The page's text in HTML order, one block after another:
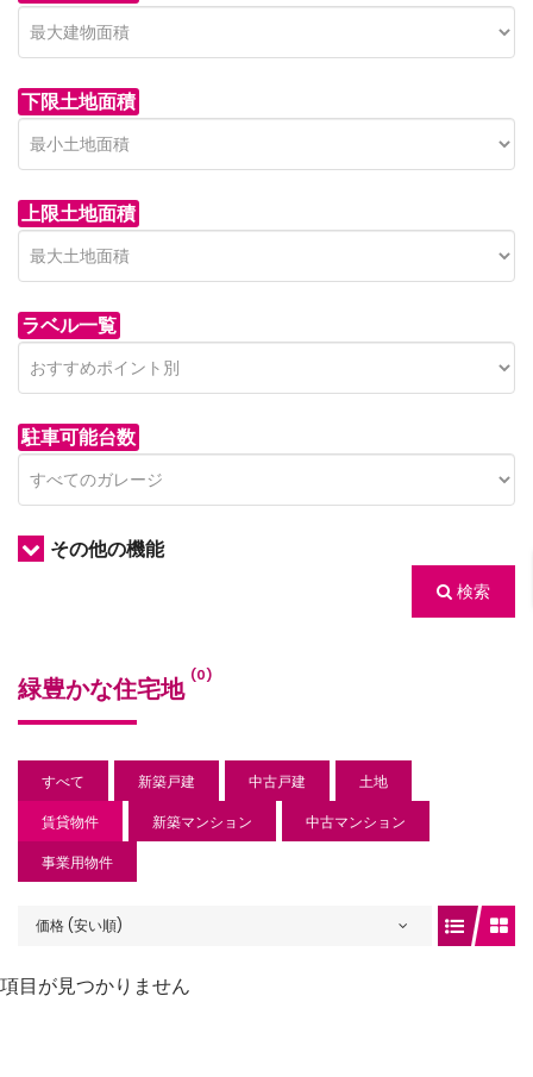
下限土地面積
上限土地面積
ラベル一覧
駐車可能台数
その他の機能
検索
緑豊かな住宅地 (0)
すべて 新築戸建 中古戸建
土地
賃貸物件
新築マンション
中古マンション
事業用物件
価格 (安い順)
項目が見つかりません
青木新築分譲住宅
on call
Price on call
セン
850
top-
top-